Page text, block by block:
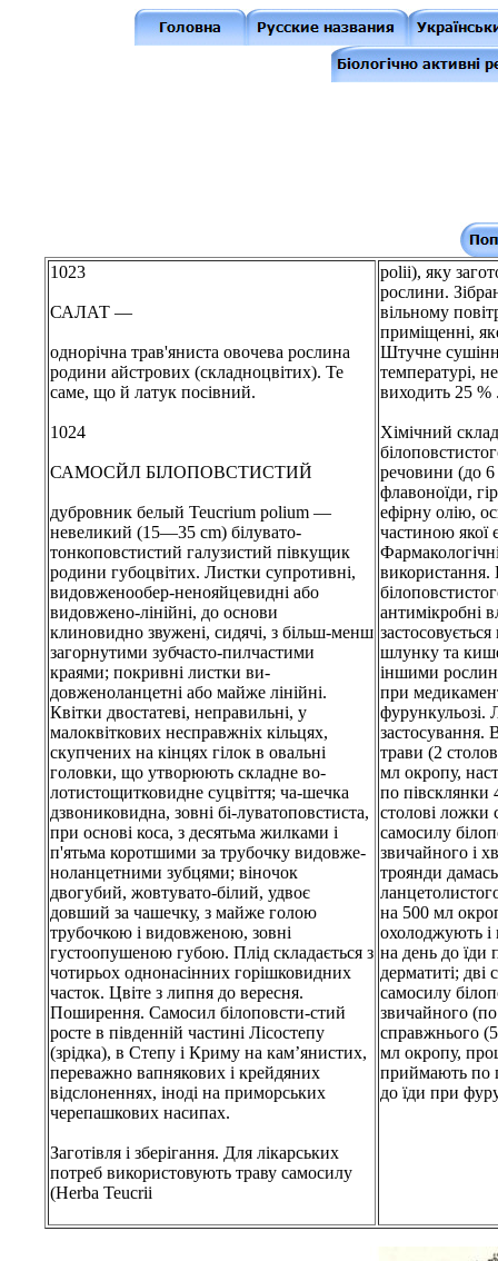
1023
САЛАТ —
однорічна трав'яниста овочева рослина
родини айстрових (складноцвітих). Те
саме, що й латук посівний.
1024
САМОСЙЛ БІЛОПОВСТИСТИЙ
дубровник белый Teucrium polium —
невеликий (15—35 cm) білувато-
тонкоповстистий галузистий півкущик
родини губоцвітих. Листки супротивні,
видовженообер-ненояйцевидні або
видовжено-лінійні, до основи
клиновидно звужені, сидячі, з більш-менш
загорнутими зубчасто-пилчастими
краями; покривні листки ви-
довженоланцетні або майже лінійні.
Квітки двостатеві, неправильні, у
малоквіткових несправжніх кільцях,
скупчених на кінцях гілок в овальні
головки, що утворюють складне во-
лотистощитковидне суцвіття; ча-шечка
дзвониковидна, зовні бі-луватоповстиста,
при основі коса, з десятьма жилками і
п'ятьма коротшими за трубочку видовже-
ноланцетними зубцями; віночок
двогубий, жовтувато-білий, удвоє
довший за чашечку, з майже голою
трубочкою і видовженою, зовні
густоопушеною губою. Плід складається з
чотирьох однонасінних горішковидних
часток. Цвіте з липня до вересня.
Поширення. Самосил білоповсти-стий
росте в південній частині Лісостепу
(зрідка), в Степу і Криму на кам’янистих,
переважно вапнякових і крейдяних
відслоненнях, іноді на приморських
черепашкових насипах.
Заготівля і зберігання. Для лікарських
потреб використовують траву самосилу
(Herba Teucrii
polii), яку
рослини.
вільному
приміщенні,
Штучне
температурі,
виходить 25 %
Хімічний
речовини (до 6
флавоноїди,
ефірну олію,
частиною якої
використання.
антимікробні
шлунку та
іншими
при
фурункульозі.
трави (2
мл окропу,
по півсклянки
столові ложки
самосилу
звичайного і
троянди
на 500 мл
охолоджують і
на день до їди
дерматиті; дві
самосилу
звичайного
справжнього
мл окропу,
приймають по
до їди при